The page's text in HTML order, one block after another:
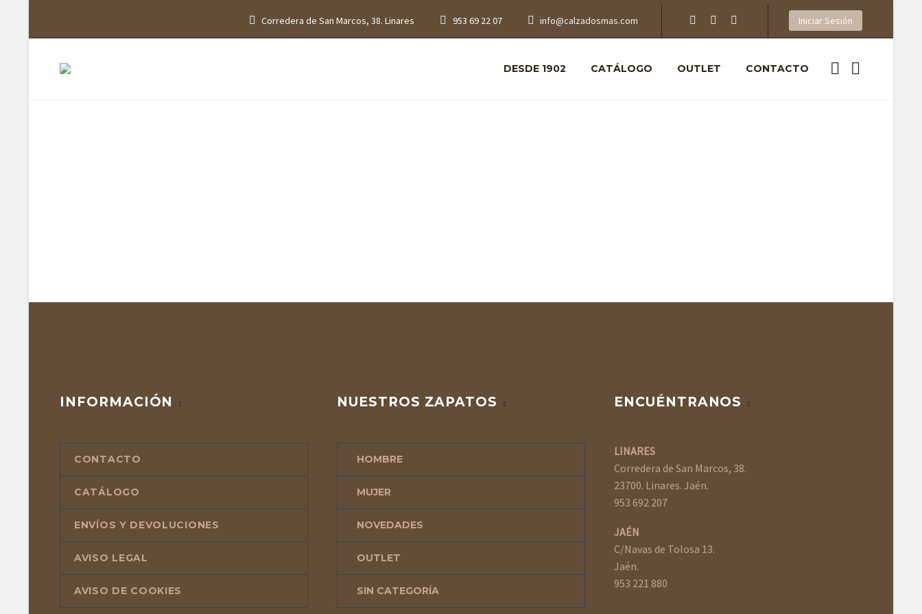
Corredera de San Marcos, 38. Linares 953 69 22 07 info@calzadosmas.com Iniciar Sesión
DESDE 1902 CATÁLOGO OUTLET CONTACTO
INFORMACIÓN
CONTACTO
CATÁLOGO
ENVÍOS Y DEVOLUCIONES
AVISO LEGAL
AVISO DE COOKIES
NUESTROS ZAPATOS
HOMBRE
MUJER
NOVEDADES
OUTLET
SIN CATEGORÍA
ENCUÉNTRANOS
LINARES
Corredera de San Marcos, 38.
23700. Linares. Jaén.
953 692 207
JAÉN
C/Navas de Tolosa 13.
Jaén.
953 221 880